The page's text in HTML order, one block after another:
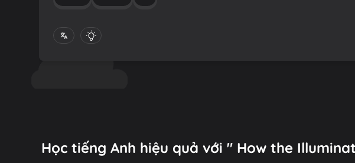
Học tiếng Anh hiệu quả với " How the